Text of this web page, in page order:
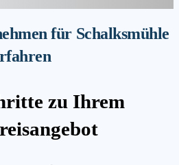
für Schalksmühle
zu Ihrem